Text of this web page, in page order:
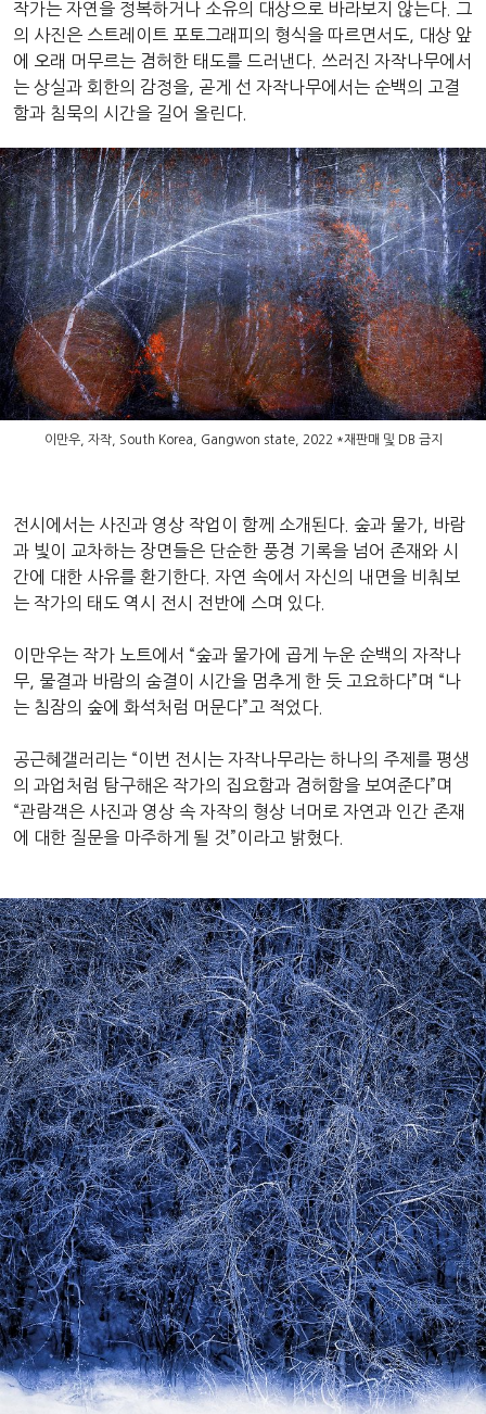
작가는 자연을 정복하거나 소유의 대상으로 바라보지 않는다. 그
의 사진은 스트레이트 포토그래피의 형식을 따르면서도, 대상 앞
에 오래 머무르는 겸허한 태도를 드러낸다. 쓰러진 자작나무에서
는 상실과 회한의 감정을, 곧게 선 자작나무에서는 순백의 고결
함과 침묵의 시간을 길어 올린다.
이만우, 자작, South Korea, Gangwon state, 2022 *재판매 및 DB 금지
전시에서는 사진과 영상 작업이 함께 소개된다. 숲과 물가, 바람
과 빛이 교차하는 장면들은 단순한 풍경 기록을 넘어 존재와 시
간에 대한 사유를 환기한다. 자연 속에서 자신의 내면을 비춰보
는 작가의 태도 역시 전시 전반에 스며 있다.
이만우는 작가 노트에서 “숲과 물가에 곱게 누운 순백의 자작나
무, 물결과 바람의 숨결이 시간을 멈추게 한 듯 고요하다”며 “나
는 침잠의 숲에 화석처럼 머문다”고 적었다.
공근혜갤러리는 “이번 전시는 자작나무라는 하나의 주제를 평생
의 과업처럼 탐구해온 작가의 집요함과 겸허함을 보여준다”며
“관람객은 사진과 영상 속 자작의 형상 너머로 자연과 인간 존재
에 대한 질문을 마주하게 될 것”이라고 밝혔다.